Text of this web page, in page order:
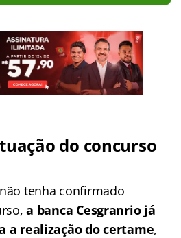
do concurso
tenha confirmado
a banca Cesgranrio já
a realização do certame,